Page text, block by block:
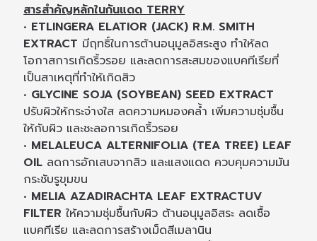
สารสำคัญหลักในกันแดด TERRY
• ETLINGERA ELATIOR (JACK) R.M. SMITH
EXTRACT มีฤทธิ์ในการต้านอนุมูลอิสระสูง ทำให้ลด
โอกาสการเกิดริ้วรอย และลดการสะสมของแบคทีเรียที่
เป็นสาเหตุที่ทำให้เกิดสิว
• GLYCINE SOJA (SOYBEAN) SEED EXTRACT
ปรับผิวให้กระจ่างใส ลดความหมองคล้ำ เพิ่มความชุ่มชื้น
ให้กับผิว และชะลอการเกิดริ้วรอย
• MELALEUCA ALTERNIFOLIA (TEA TREE) LEAF
OIL ลดการอักเสบจากสิว และแสงแดด ควบคุมความมัน
กระชับรูขุมขน
• MELIA AZADIRACHTA LEAF EXTRACTUV
FILTER ให้ความชุ่มชื้นกับผิว ต้านอนุมูลอิสระ ลดเชื้อ
แบคทีเรีย และลดการสร้างเม็ดสีเมลานิน